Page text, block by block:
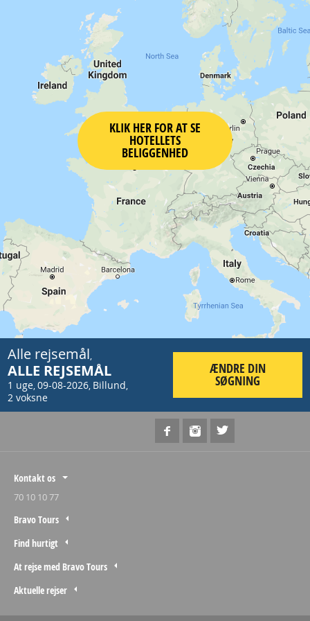
KLIK HER FOR AT SE
HOTELLETS
BELIGGENHED
Alle rejsemål,
ALLE REJSEMÅL
1 uge,09-08-2026, Billund,
2 voksne
ÆNDRE DIN
SØGNING
Kontakt os
70 10 10 77
Bravo Tours
Find hurtigt
At rejse med Bravo Tours
Aktuelle rejser